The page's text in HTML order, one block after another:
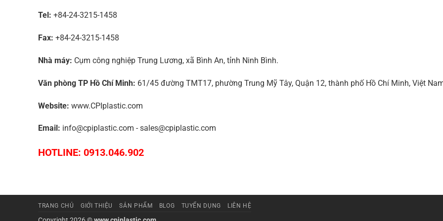
Tel: +84-24-3215-1458
Fax: +84-24-3215-1458
Nhà máy: Cụm công nghiệp Trung Lương, xã Bình An, tỉnh Ninh Bình.
Văn phòng TP Hồ Chí Minh: 61/45 đường TMT17, phường Trung Mỹ Tây, Quận 12, thành phố Hồ Chí Minh, Việt
Website: www.CPIplastic.com
Email: info@cpiplastic.com - sales@cpiplastic.com
HOTLINE: 0913.046.902
TRANG CHỦ GIỚI THIỆU SẢN PHẨM BLOG TUYỂN DỤNG LIÊN HỆ